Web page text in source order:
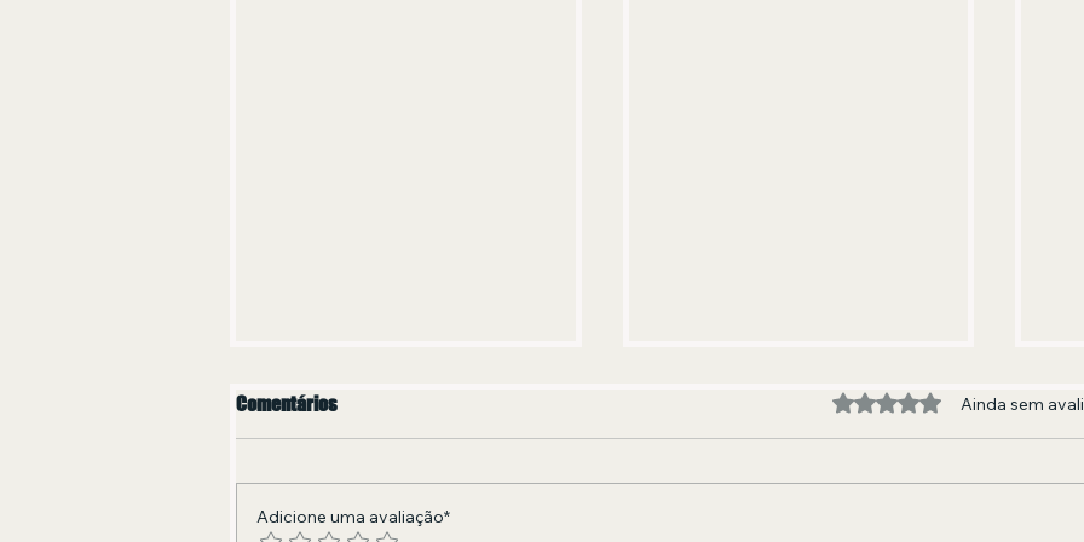
Comentários Avaliado com 0 de 5
Ainda sem
Adicione uma avaliação*